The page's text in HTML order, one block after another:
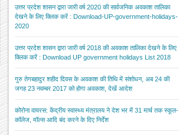
उत्तर प्रदेश शासन द्वारा जारी वर्ष 2020 की सार्वजनिक अवकाश तालिका
देखने के लिए क्लिक करें : Download-UP-government-holidays-
2020
उत्तर प्रदेश शासन द्वारा जारी वर्ष 2018 की अवकाश तालिका देखने के लिए
क्लिक करें : Download UP government holidays List 2018
गुरु तेगबहादुर शहीद दिवस के अवकाश की तिथि में संशोधन, अब 24 की
जगह 23 नवम्बर 2017 को होगा अवकाश, देखें आदेश
कोरोना वायरस: केंद्रीय स्वास्थ्य मंत्रालय ने देश भर में 31 मार्च तक स्कूल-
कॉलेज, मॉल्स आदि बंद करने के दिए निर्देश